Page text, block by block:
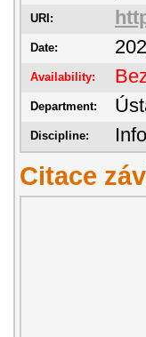
URI:
Date:
Availability:
Department:
Discipline:
Citace